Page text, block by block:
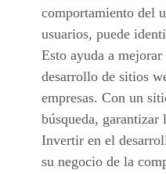
comportamiento del
usuarios, puede
Esto ayuda a
desarrollo de sitios
empresas. Con un
búsqueda,
Invertir en el
su negocio de la